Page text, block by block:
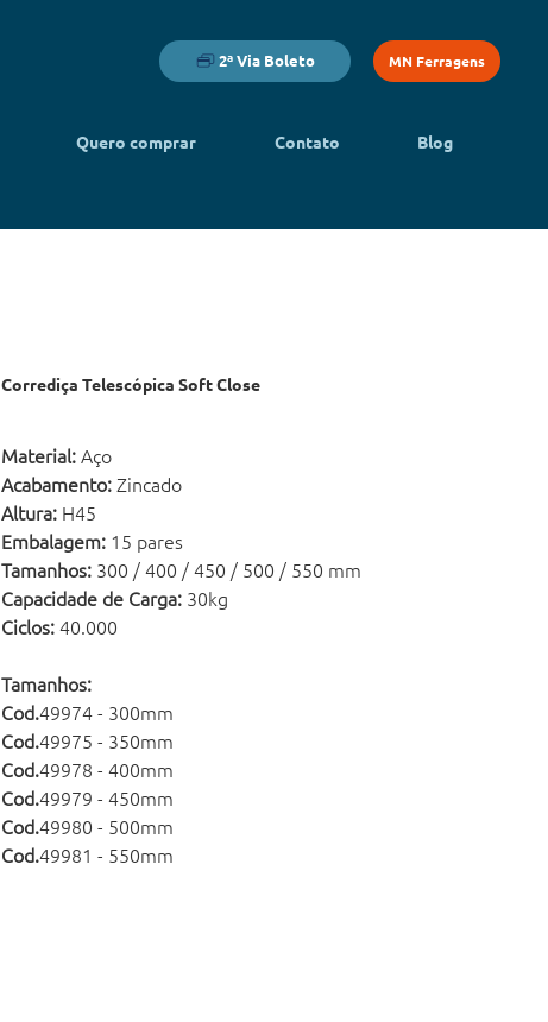
2ª Via Boleto MN Ferragens
Quero comprar Contato Blog
Corrediça Telescópica Soft Close
Material:Aço
Acabamento: Zincado
Altura: H45
Embalagem: 15 pares
Tamanhos: 300 / 400 / 450 / 500 / 550 mm
Capacidade de Carga: 30kg
Ciclos:40.000
Tamanhos:
Cod.49974 - 300mm
Cod.49975 - 350mm
Cod.49978 - 400mm
Cod.49979 - 450mm
Cod.49980 - 500mm
Cod.49981 - 550mm